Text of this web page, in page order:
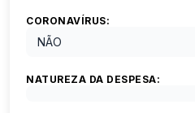
CORONAVÍRUS:
NÃO
NATUREZA DA DESPESA: